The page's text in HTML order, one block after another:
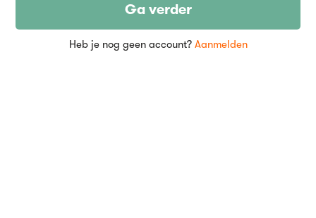
Ga verder
Heb je nog geen account? Aanmelden